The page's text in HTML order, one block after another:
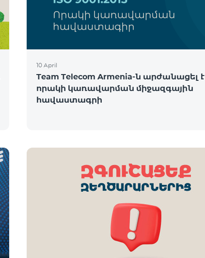
10 April
Team Telecom Armenia-ն արժանացել է
որակի կառավարման միջազգային
հավաստագրի